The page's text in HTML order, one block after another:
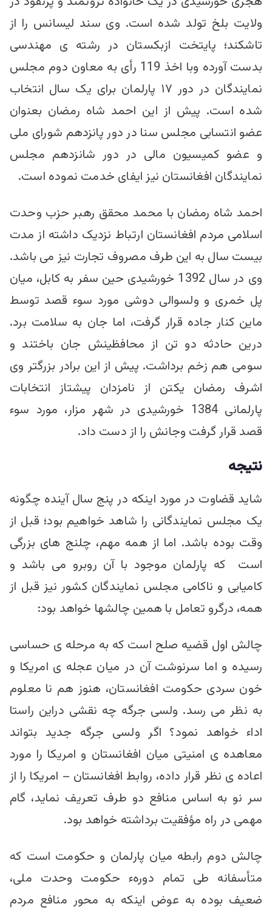
ولایت بلخ تولد شده است. وی سند لیسانس را از
تاشکند؛ پایتخت ازبکستان در رشته ی مهندسی
بدست آورده وبا اخذ 119 رأی به معاون دوم مجلس
نمایندگان در دور ۱۷ پارلمان برای یک سال انتخاب
شده است. پیش از این احمد شاه رمضان بعنوان
عضو انتسابی مجلس سنا در دور پانزدهم شورای ملی
و عضو کمیسیون مالی در دور شانزدهم مجلس
نمایندگان افغانستان نیز ایفای خدمت نموده است.
احمد شاه رمضان با محمد محقق رهبر حزب وحدت
اسلامی مردم افغانستان ارتباط نزدیک داشته از مدت
بیست سال به این طرف مصروف تجارت نیز می باشد.
وی در سال 1392 خورشیدی حین سفر به کابل، میان
پل خمری و ولسوالی دوشی مورد سوء قصد توسط
ماین کنار جاده قرار گرفت، اما جان به سلامت برد.
درین حادثه دو تن از محافظینش جان باختند و
سومی هم زخم برداشت. پیش از این برادر بزرگتر وی
اشرف رمضان یکتن از نامزدان پیشتاز انتخابات
پارلمانی 1384 خورشیدی در شهر مزار، مورد سوء
قصد قرار گرفت وجانش را از دست داد.
نتیجه
شاید قضاوت در مورد اینکه در پنج سال آینده چگونه
یک مجلس نمایندگانی را شاهد خواهیم بود؛ قبل از
وقت بوده باشد. اما از همه مهم، چلنج های بزرگی
است که پارلمان موجود با آن روبرو می باشد و
کامیابی و ناکامی مجلس نمایندگان کشور نیز قبل از
همه، درگرو تعامل با همین چالشها خواهد بود:
چالش اول قضیه صلح است که به مرحله ی حساسی
رسیده و اما سرنوشت آن در میان عجله ی امریکا و
خون سردی حکومت افغانستان، هنوز هم نا معلوم
به نظر می رسد. ولسی جرگه چه نقشی دراین راستا
اداء خواهد نمود؟ اگر ولسی جرگه جدید بتواند
معاهده ی امنیتی میان افغانستان و امریکا را مورد
اعاده ی نظر قرار داده، روابط افغانستان – امریکا را از
سر نو به اساس منافع دو طرف تعریف نماید، گام
مهمی در راه مؤفقیت برداشته خواهد بود.
چالش دوم رابطه میان پارلمان و حکومت است که
متأسفانه طی تمام دورهء حکومت وحدت ملی،
ضعیف بوده به عوض اینکه به محور منافع مردم